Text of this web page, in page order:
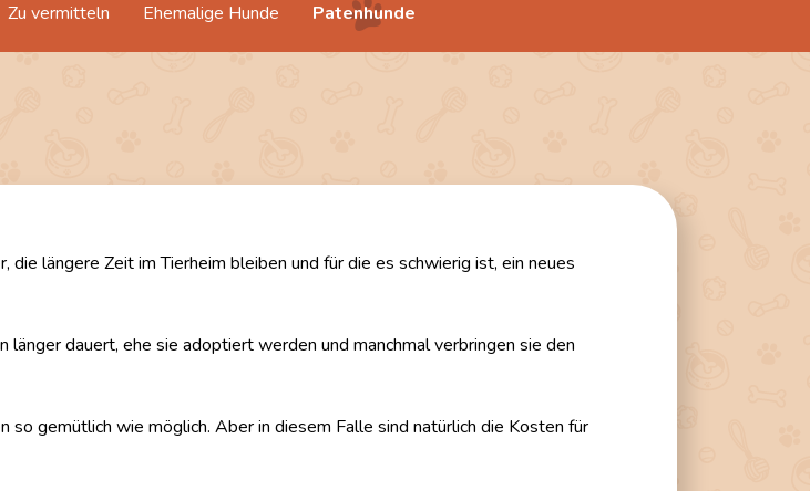
Zu vermitteln Ehemalige Hunde Patenhunde
längere Zeit im Tierheim bleiben und für die es schwierig ist, ein neues
länger dauert, ehe sie adoptiert werden und manchmal verbringen sie den
gemütlich wie möglich. Aber in diesem Falle sind natürlich die Kosten für